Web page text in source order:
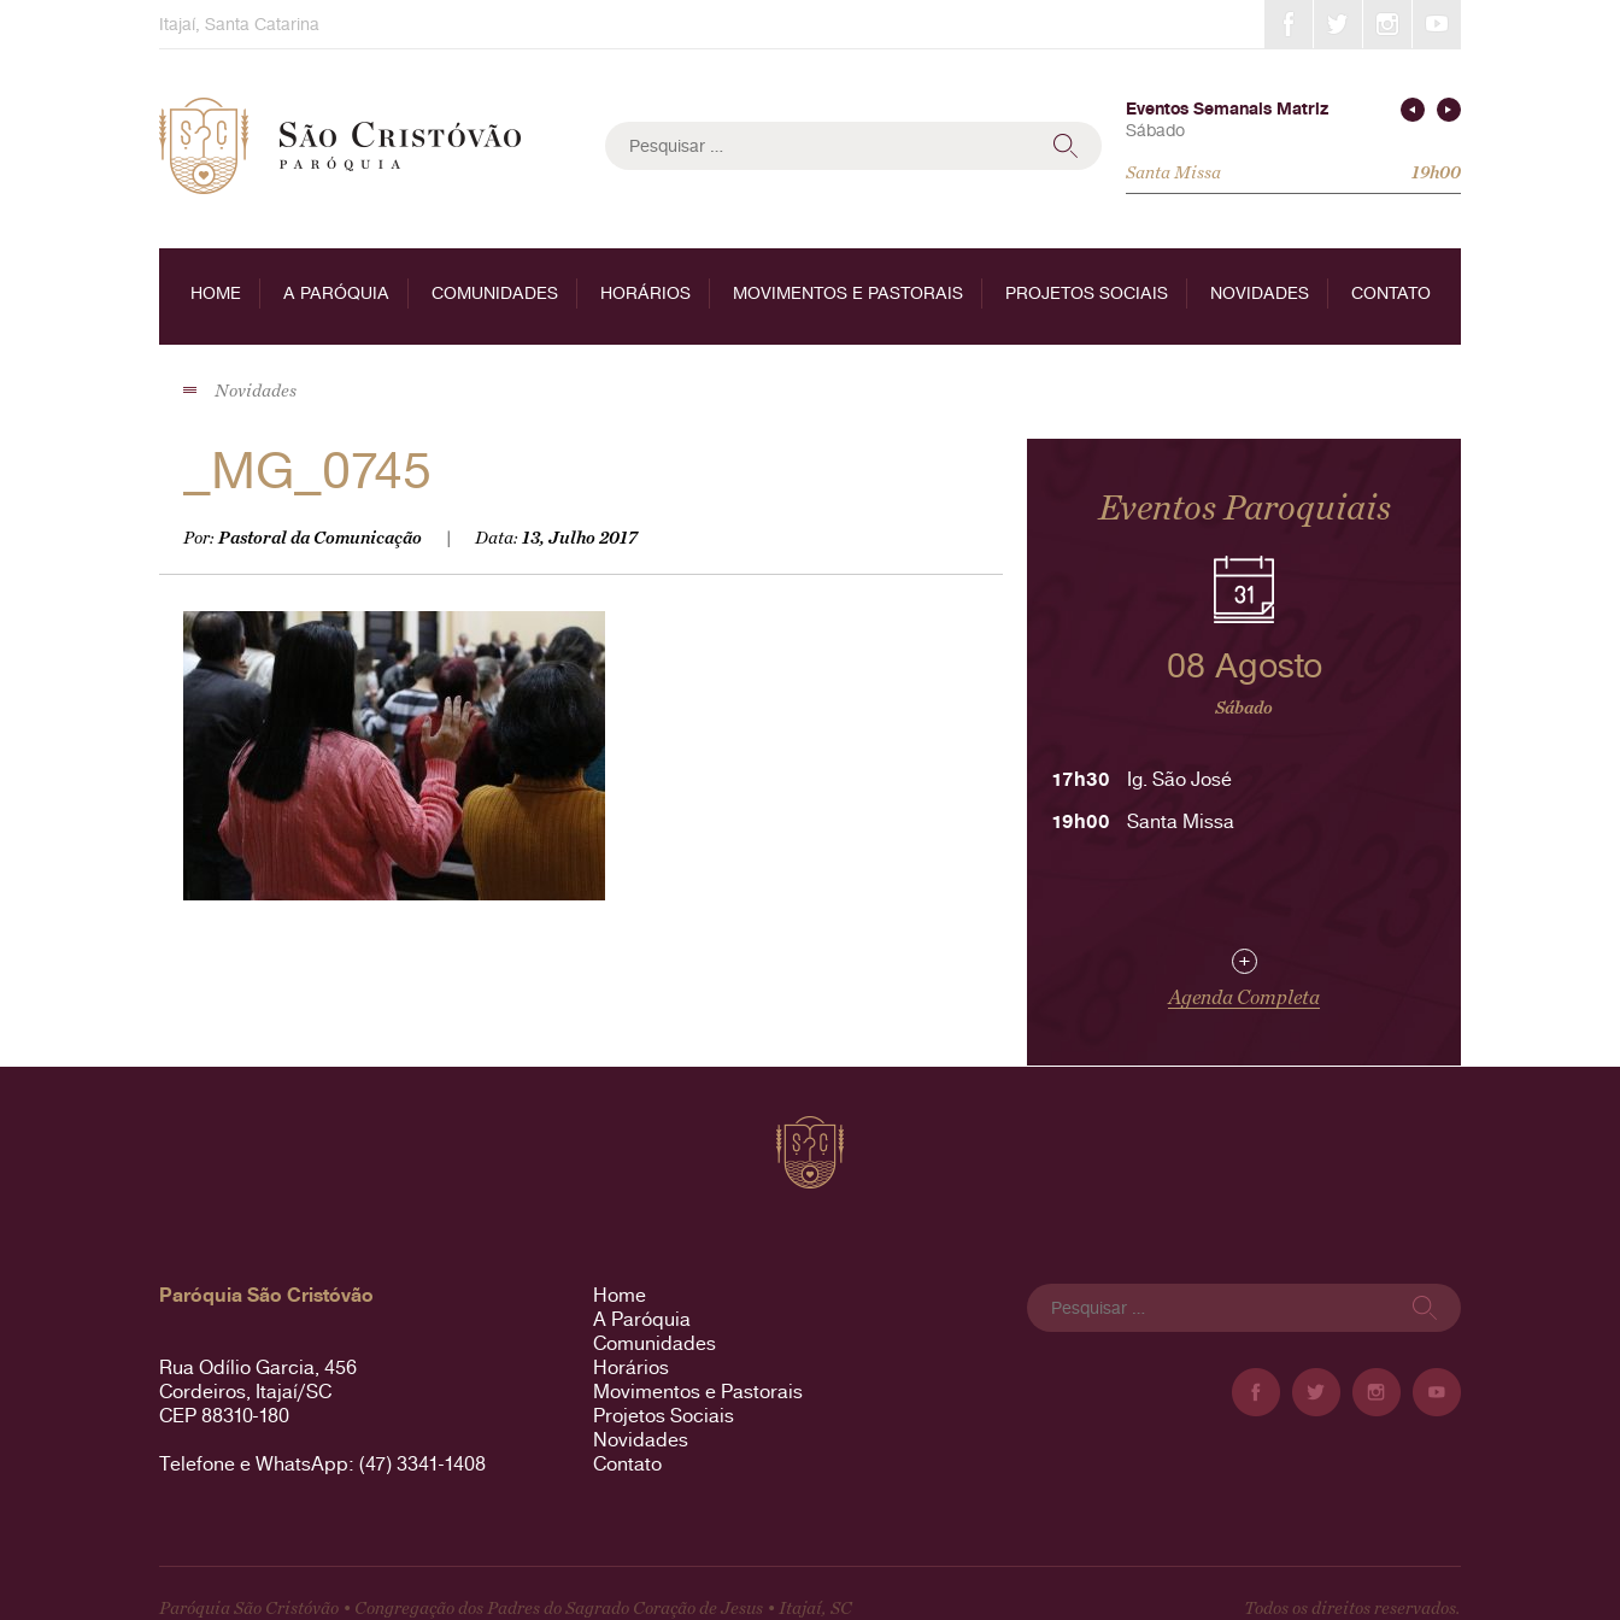
Itajaí, Santa Catarina
por:
Eventos Semanais Matriz
Sábado
Santa Missa 19h00
HOME A PARÓQUIA COMUNIDADES HORÁRIOS MOVIMENTOS E PASTORAIS PROJETOS SOCIAIS NOVIDADES CONTATO
Novidades
_MG_0745
Por:Pastoral da Comunicação Data: 13, Julho 2017
Eventos Paroquiais
08 Agosto
Sábado
17h30
Ig. São José
19h00
Santa Missa
+
Agenda Completa
Paróquia São Cristóvão
Rua Odílio Garcia, 456
Cordeiros, Itajaí/SC
CEP 88310-180
Telefone e WhatsApp: (47) 3341-1408
Home
A Paróquia
Comunidades
Horários
Movimentos e Pastorais
Projetos Sociais
Novidades
Contato
Pesquisar
por:
Paróquia São Cristóvão • Congregação dos Padres do Sagrado Coração de Jesus • Itajaí, SC Todos os direitos reservados.